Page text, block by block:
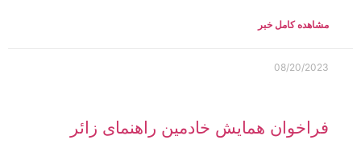
مشاهده کامل خبر
08/20/2023
فراخوان همایش خادمین راهنمای زائر